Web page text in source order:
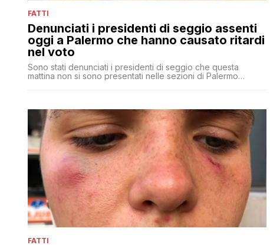
FATTI
Denunciati i presidenti di seggio assenti
oggi a Palermo che hanno causato ritardi
nel voto
Sono stati denunciati i presidenti di seggio che questa
mattina non si sono presentati nelle sezioni di Palermo
FATTI